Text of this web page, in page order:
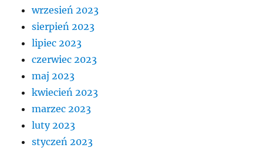
wrzesień 2023
sierpień 2023
lipiec 2023
czerwiec 2023
maj 2023
kwiecień 2023
marzec 2023
luty 2023
styczeń 2023